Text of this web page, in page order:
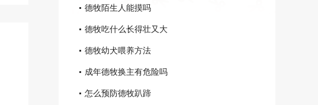
隔4周，3个月以上的幼犬连
德牧陌生人能摸吗
德牧吃什么长得壮又大
德牧幼犬喂养方法
成年德牧换主有危险吗
怎么预防德牧趴蹄